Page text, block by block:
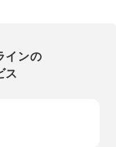
インの
ス